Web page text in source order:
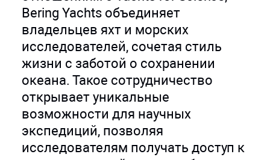
Bering Yachts объединяет
владельцев яхт и морских
исследователей, сочетая стиль
жизни с заботой о сохранении
океана. Такое сотрудничество
открывает уникальные
возможности для научных
экспедиций, позволяя
исследователям получать доступ к